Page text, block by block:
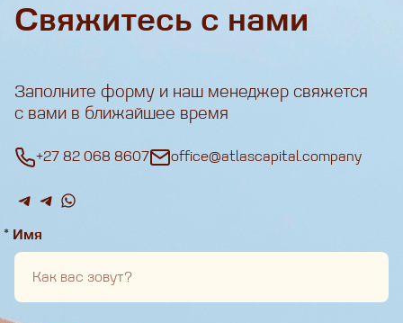
Свяжитесь с нами
Заполните форму и наш менеджер свяжется
с вами в ближайшее время
+27 82 068 8607 office@atlascapital.company
* Имя